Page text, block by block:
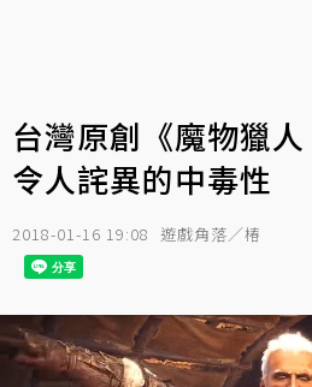
台灣原創《魔物獵
令人詫異的中毒性
2018-01-16 19:08 遊戲角落／椿